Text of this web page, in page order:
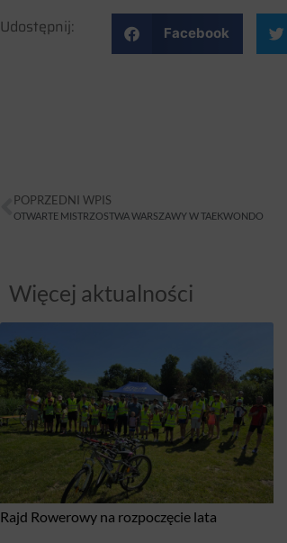
Udostępnij: Facebook
POPRZEDNI WPIS
OTWARTE MISTRZOSTWA WARSZAWY W TAEKWONDO
Więcej aktualności
Rajd Rowerowy na rozpoczęcie lata